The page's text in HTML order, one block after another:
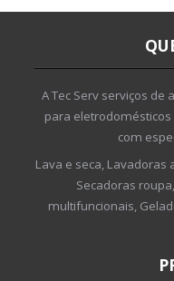
A Tec Serv serviços de
para
com
Lava e seca,
Secadoras
multifuncionais,